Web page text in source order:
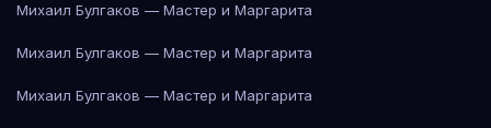
Михаил Булгаков — Мастер и Маргарита
Михаил Булгаков — Мастер и Маргарита
Михаил Булгаков — Мастер и Маргарита